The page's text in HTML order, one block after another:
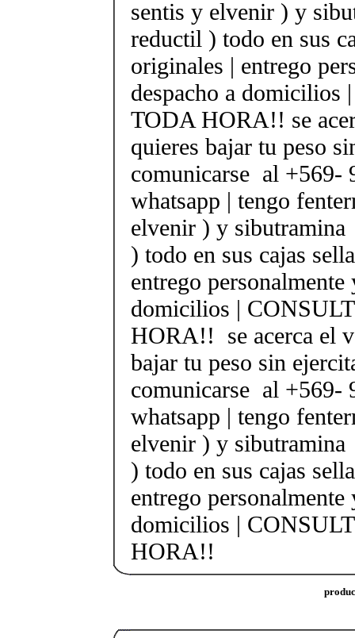
sentis y elvenir ) y
reductil ) todo en sus
originales | entrego
despacho a domicilios
TODA HORA!! se
quieres bajar tu peso
comunicarse al +569-
whatsapp | tengo
elvenir ) y
) todo en sus cajas
entrego personalmente
domicilios |
HORA!! se acerca el
bajar tu peso sin
comunicarse al +569-
whatsapp | tengo
elvenir ) y
) todo en sus cajas
entrego personalmente
domicilios |
HORA!!